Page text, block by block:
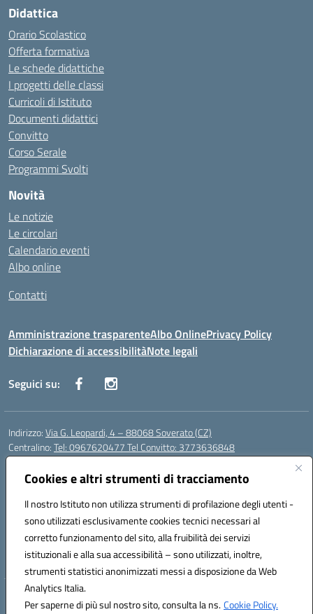
Cookies e altri strumenti di tracciamento
Il nostro Istituto non utilizza strumenti di profilazione degli utenti -
sono utilizzati esclusivamente cookies tecnici necessari al
corretto funzionamento del sito, alla fruibilità dei servizi
istituzionali e alla sua accessibilità – sono utilizzati, inoltre,
strumenti statistici anonimizzati messi a disposizione da Web
Analytics Italia.
Per saperne di più sul nostro sito, consulta la ns.Cookie Policy.
Didattica
Orario Scolastico
Offerta formativa
Le schede didattiche
I progetti delle classi
Curricoli di Istituto
Documenti didattici
Convitto
Corso Serale
Programmi Svolti
Novità
Le notizie
Le circolari
Calendario eventi
Albo online
Contatti
Amministrazione trasparenteAlbo OnlinePrivacy Policy
Dichiarazione di accessibilitàNote legali
Seguici su:
Indirizzo:Via G. Leopardi, 4 – 88068 Soverato (CZ)
Centralino:Tel: 0967620477 Tel Convitto: 3773636848
Email:
Posta elettronica certificata (PEC):czrh04000q@pec.istruzione.it
Codice fiscale: 84000690796
Codice meccanografico:CZRH04000Q
Codice Indice delle Pubbliche Amministrazioni (IPA): istsc_czrh04000q
Codice unico di fatturazione (CUF): UF9M13
Hosting & Powered by 3D Solution S.r.l.